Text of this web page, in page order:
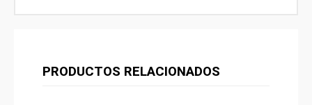
PRODUCTOS RELACIONADOS